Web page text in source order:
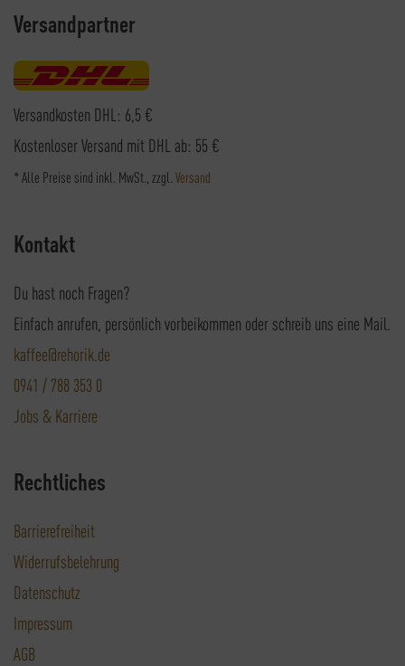
Versandpartner
Versandkosten DHL: 6,5 €
Kostenloser Versand mit DHL ab: 55 €
* Alle Preise sind inkl. MwSt., zzgl. Versand
Kontakt
Du hast noch Fragen?
Einfach anrufen, persönlich vorbeikommen oder schreib uns eine Mail.
kaffee@rehorik.de
0941 / 788 353 0
Jobs & Karriere
Rechtliches
Barrierefreiheit
Widerrufsbelehrung
Datenschutz
Impressum
AGB